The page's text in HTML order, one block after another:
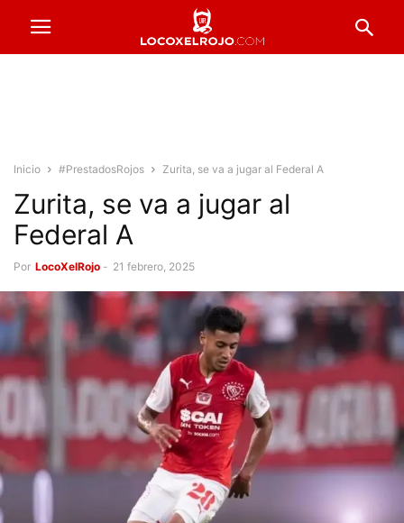
Inicio #PrestadosRojos Zurita, se va a jugar al Federal A
Zurita, se va a jugar al
Federal A
Por LocoXelRojo - 21 febrero, 2025